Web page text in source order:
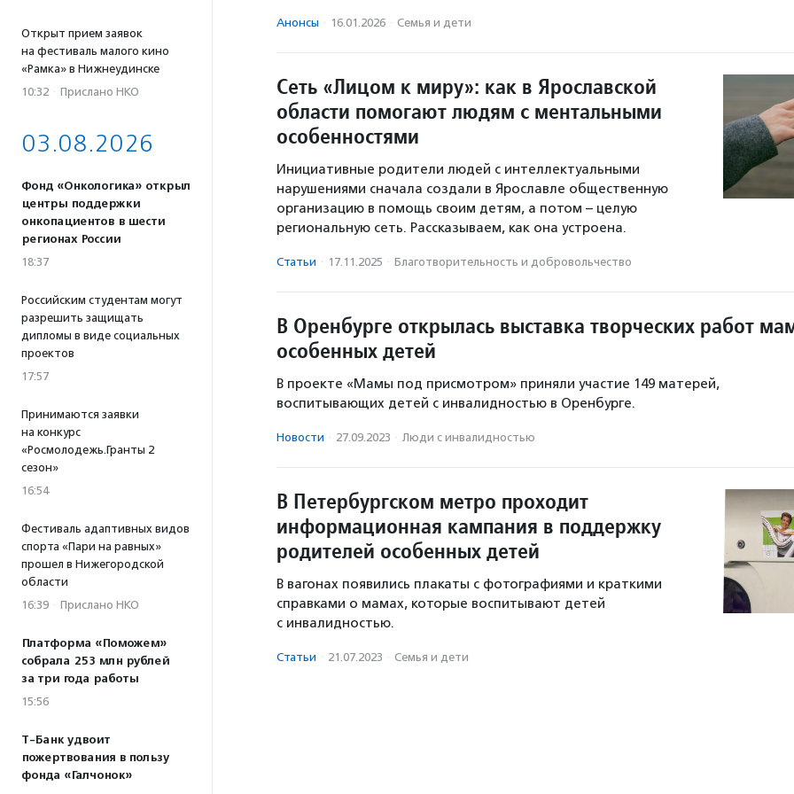
Открыт прием заявок
на фестиваль малого кино
«Рамка» в Нижнеудинске
10:32 · Прислано НКО
03.08.2026
Фонд «Онкологика» открыл
центры поддержки
онкопациентов в шести
регионах России
18:37
Российским студентам могут
разрешить защищать
дипломы в виде социальных
проектов
17:57
Принимаются заявки
на конкурс
«Росмолодежь.Гранты 2
сезон»
16:54
Фестиваль адаптивных видов
спорта «Пари на равных»
прошел в Нижегородской
области
16:39 · Прислано НКО
Платформа «Поможем»
собрала 253 млн рублей
за три года работы
15:56
Т-Банк удвоит
пожертвования в пользу
фонда «Галчонок»
Анонсы · 16.01.2026 · Семья и дети
Сеть «Лицом к миру»: как в Ярославской
области помогают людям с ментальными
особенностями
Инициативные родители людей с интеллектуальными
нарушениями сначала создали в Ярославле общественную
организацию в помощь своим детям, а потом – целую
региональную сеть. Рассказываем, как она устроена.
Статьи · 17.11.2025 · Благотвори­тель­ность и доброволь­чест­во
В Оренбурге открылась выставка творческих работ
особенных детей
В проекте «Мамы под присмотром» приняли участие 149 матерей,
воспитывающих детей с инвалидностью в Оренбурге.
Новости · 27.09.2023 · Люди с инвалидностью
В Петербургском метро проходит
информационная кампания в поддержку
родителей особенных детей
В вагонах появились плакаты с фотографиями и краткими
справками о мамах, которые воспитывают детей
с инвалидностью.
Статьи · 21.07.2023 · Семья и дети